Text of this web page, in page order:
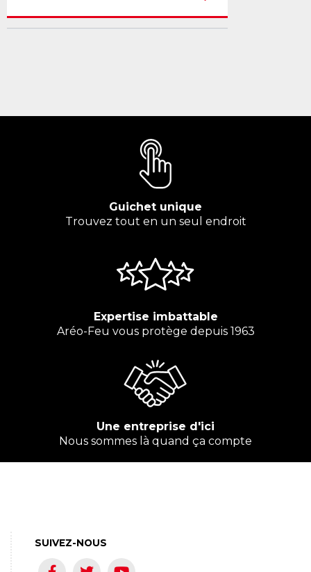
Guichet unique
Trouvez tout en un seul endroit
Expertise imbattable
Aréo-Feu vous protège depuis 1963
Une entreprise d'ici
Nous sommes là quand ça compte
SUIVEZ-NOUS